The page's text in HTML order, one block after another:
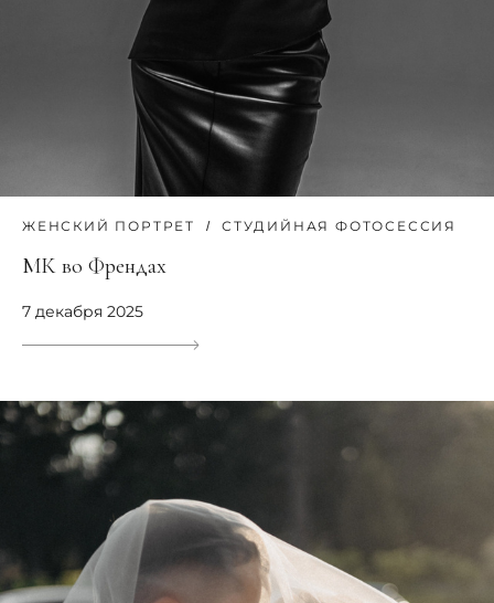
ЖЕНСКИЙ ПОРТРЕТ СТУДИЙНАЯ ФОТОСЕССИЯ
МК во Френдах
7 декабря 2025